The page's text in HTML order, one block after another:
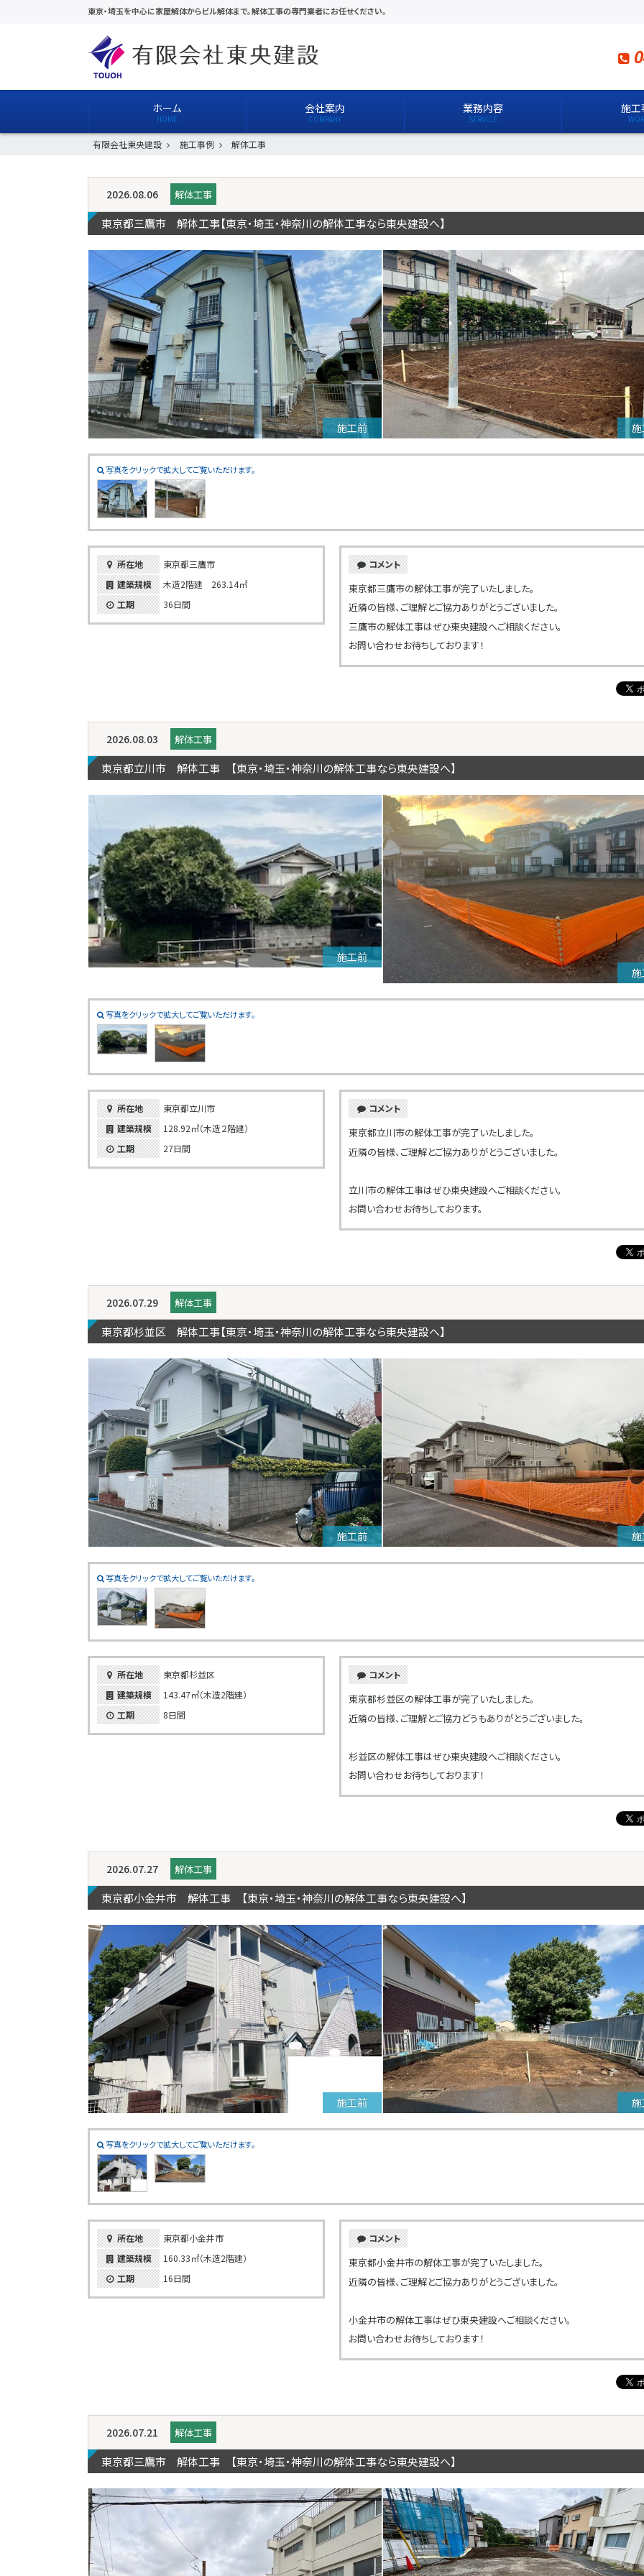
東京・埼玉を中心に家屋解体からビル解体まで。解体工事の専門業者にお任せください。
ホーム 会社案内 業務内容 施工
有限会社東央建設 施工事例 解体工事
2026.08.06 解体工事
東京都三鷹市 解体工事【東京・埼玉・神奈川の解体工事なら東央建設へ】
施工前
写真をクリックで拡大してご覧いただけます。
所在地
東京都三鷹市
建築規模
木造2階建 263.14㎡
工期
36日間
コメント
東京都三鷹市の解体工事が完了いたしました。
近隣の皆様、ご理解とご協力ありがとうございました。
三鷹市の解体工事はぜひ東央建設へご相談ください。
お問い合わせお待ちしております！
2026.08.03 解体工事
東京都立川市 解体工事 【東京・埼玉・神奈川の解体工事なら東央建設へ】
施工前
写真をクリックで拡大してご覧いただけます。
所在地
東京都立川市
建築規模
128.92㎡（木造２階建）
工期
27日間
コメント
東京都立川市の解体工事が完了いたしました。
近隣の皆様、ご理解とご協力ありがとうございました。
立川市の解体工事はぜひ東央建設へご相談ください。
お問い合わせお待ちしております。
2026.07.29 解体工事
東京都杉並区 解体工事【東京・埼玉・神奈川の解体工事なら東央建設へ】
施工前
写真をクリックで拡大してご覧いただけます。
所在地
東京都杉並区
建築規模
143.47㎡（木造2階建）
工期
8日間
コメント
東京都杉並区の解体工事が完了いたしました。
近隣の皆様、ご理解とご協力どうもありがとうございました。
杉並区の解体工事はぜひ東央建設へご相談ください。
お問い合わせお待ちしております！
2026.07.27 解体工事
東京都小金井市 解体工事 【東京・埼玉・神奈川の解体工事なら東央建設へ】
施工前
写真をクリックで拡大してご覧いただけます。
所在地
東京都小金井市
建築規模
160.33㎡（木造2階建）
工期
16日間
コメント
東京都小金井市の解体工事が完了いたしました。
近隣の皆様、ご理解とご協力ありがとうございました。
小金井市の解体工事はぜひ東央建設へご相談ください。
お問い合わせお待ちしております！
2026.07.21 解体工事
東京都三鷹市 解体工事 【東京・埼玉・神奈川の解体工事なら東央建設へ】